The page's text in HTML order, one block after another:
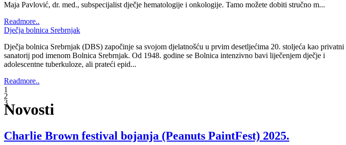
1
2
3
Novosti
Charlie Brown festival bojanja (Peanuts PaintFest) 2025.
Dana 2. listopada 2025. u Dječjoj bolnici Srebrnjak održan je
uživali naši mali pacijenti i roditelji ali i osoblje Bolnice. Slike koje su djeca bojala krasiti će zidove naše Bolnice